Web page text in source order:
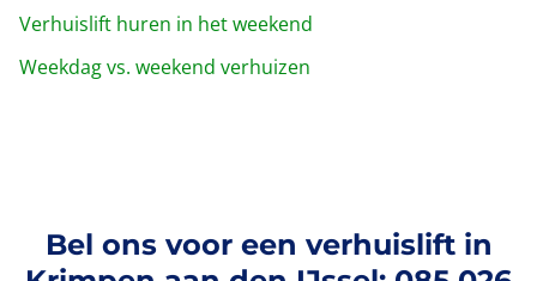
Verhuislift huren in het weekend
Weekdag vs. weekend verhuizen
Bel ons voor een verhuislift in